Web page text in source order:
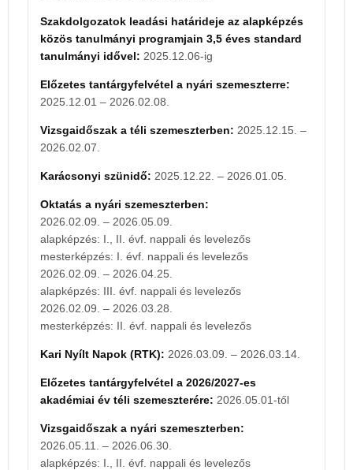
közös tanulmányi programjain 3,5 éves standard
tanulmányi idővel:2026.12.07-ig
2026.11.30 – 2027.02.07.
2027.02.06.
2027.02.08. – 2027.05.08.
alapképzés: I., II. évf. nappali és levelezős
mesterképzés: I. évf. nappali és levelezős
2027.02.08. – 2027.04.24.
alapképzés: III. évf. nappali és levelezős
2027.02.08. – 2027.03.27.
mesterképzés: II. évf. nappali és levelezős
Előzetes tantárgyfelvétel a 2027/2028-as
akadémiai év téli szemeszterére:2027.05.01-től
Vizsgaidőszak a nyári szemeszterben:
2027.05.10. – 2027.06.30.
alapképzés: I., II. évf. nappali és levelezős
2027.04.26. – 2027.06.05.
alapképzés: III. évf. nappali és levelezős
2027.03.29. – 2027.05.08.
Szakdolgozatok leadási határideje az alapképzés
közös tanulmányi programjain 3,5 éves standard
tanulmányi idővel: 2025.12.06-ig
Előzetes tantárgyfelvétel a nyári szemeszterre:
2025.12.01 – 2026.02.08.
Vizsgaidőszak a téli szemeszterben: 2025.12.15. –
2026.02.07.
Karácsonyi szünidő: 2025.12.22. – 2026.01.05.
Oktatás a nyári szemeszterben:
2026.02.09. – 2026.05.09.
alapképzés: I., II. évf. nappali és levelezős
mesterképzés: I. évf. nappali és levelezős
2026.02.09. – 2026.04.25.
alapképzés: III. évf. nappali és levelezős
2026.02.09. – 2026.03.28.
mesterképzés: II. évf. nappali és levelezős
Kari Nyílt Napok (RTK): 2026.03.09. – 2026.03.14.
Előzetes tantárgyfelvétel a 2026/2027-es
akadémiai év téli szemeszterére: 2026.05.01-től
Vizsgaidőszak a nyári szemeszterben:
2026.05.11. – 2026.06.30.
alapképzés: I., II. évf. nappali és levelezős